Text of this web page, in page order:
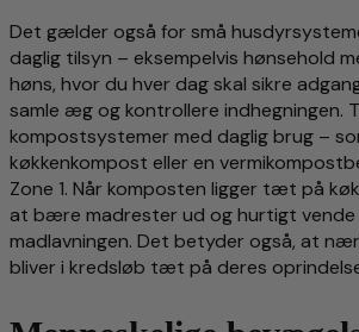
Det gælder også for små
daglig tilsyn – eksempelvis hønsehold
høns, hvor du hver dag skal sikre
samle æg og kontrollere indhegningen.
kompostsystemer med daglig brug –
køkkenkompost eller en
Zone 1. Når komposten ligger tæt på
at bære madrester ud og hurtigt vende
madlavningen. Det betyder også, at
bliver i kredsløb tæt på deres